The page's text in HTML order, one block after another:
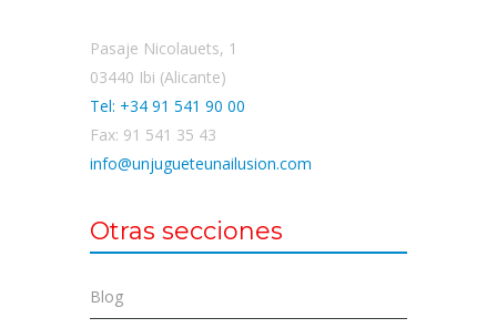
Pasaje Nicolauets, 1
03440 Ibi (Alicante)
Tel: +34 91 541 90 00
Fax: 91 541 35 43
info@unjugueteunailusion.com
Otras secciones
Blog